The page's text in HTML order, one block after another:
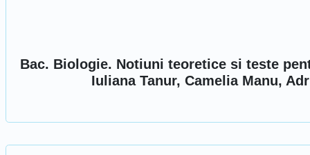
Bac. Biologie. Notiuni teoretice si teste
Iuliana Tanur, Camelia Manu,